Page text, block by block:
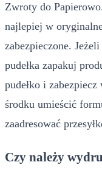
Zwroty do
najlepiej w
zabezpieczone.
pudełka zapakuj
pudełko i
środku umieścić
zaadresować
Czy należy